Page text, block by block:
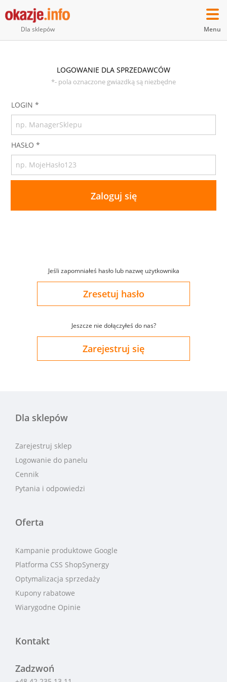
Dla sklepów Menu
LOGOWANIE DLA SPRZEDAWCÓW
*- pola oznaczone gwiazdką są niezbędne
LOGIN *
HASŁO *
Jeśli zapomniałeś hasło lub nazwę użytkownika
Zresetuj hasło
Jeszcze nie dołączyłeś do nas?
Zarejestruj się
Dla sklepów
Zarejestruj sklep
Logowanie do panelu
Cennik
Pytania i odpowiedzi
Oferta
Kampanie produktowe Google
Platforma CSS ShopSynergy
Optymalizacja sprzedaży
Kupony rabatowe
Wiarygodne Opinie
Kontakt
Zadzwoń